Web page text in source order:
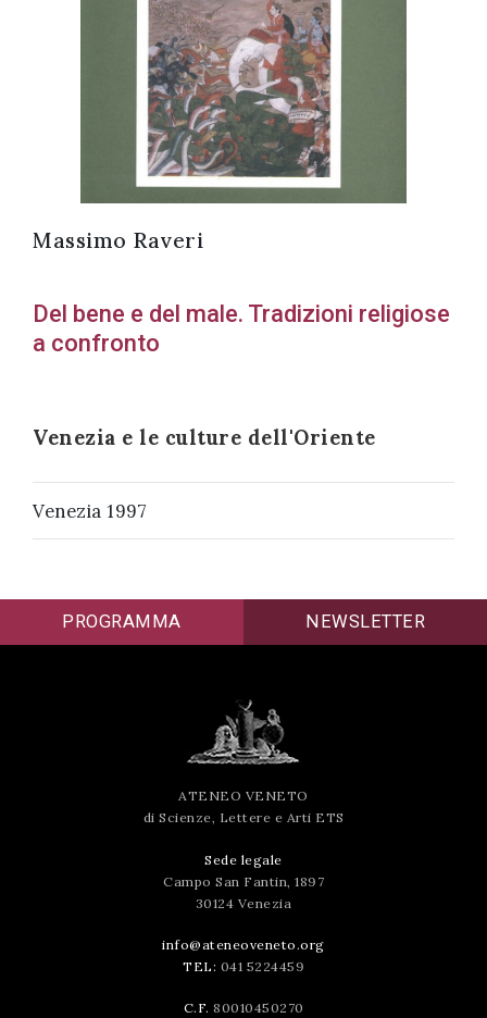
Massimo Raveri
Del bene e del male. Tradizioni religiose
a confronto
Venezia e le culture dell'Oriente
Venezia 1997
successo!
PROGRAMMA NEWSLETTER
ATENEO VENETO
di Scienze, Lettere e Arti ETS
Sede legale
Campo San Fantin, 1897
30124 Venezia
info@ateneoveneto.org
TEL: 041 5224459
C.F. 80010450270